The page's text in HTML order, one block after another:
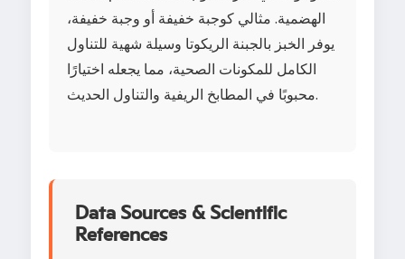
الهضمية. مثالي كوجبة خفيفة أو وجبة خفيفة،
يوفر الخبز بالجبنة الريكوتا وسيلة شهية للتناول
الكامل للمكونات الصحية، مما يجعله اختيارًا
محبوبًا في المطابخ الريفية والتناول الحديث.
Data Sources & Scientific
References